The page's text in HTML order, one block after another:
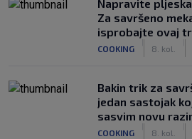
Napravite
Za savršeno
isprobajte ovaj
COOKING 8. kol.
Bakin trik za
jedan sastojak
sasvim novu
COOKING 8. kol.